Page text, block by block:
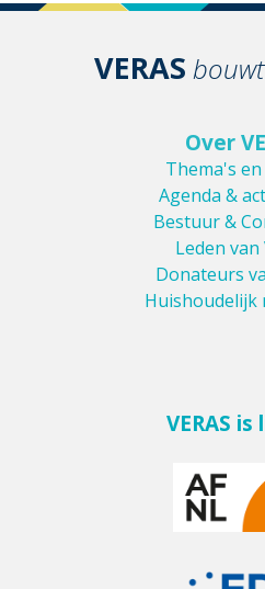
VERAS
Over
Thema's
Agenda &
Bestuur &
Leden van
Donateurs
Huishoudelijk
VERAS is